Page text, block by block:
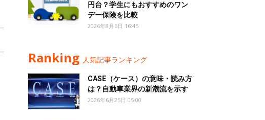
円台？学生にもおすすめのワン
デー保険を比較
2026年8月6日 16:45
Ranking 人気記事ランキング
CASE（ケース）の意味・読み方
は？自動車業界の新潮流を示す
2026年6月25日 05:00